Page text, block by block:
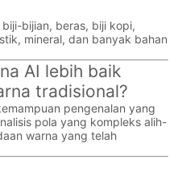
bijian, beras, biji kopi,
mineral, dan banyak bahan
AI lebih baik
tradisional?
pengenalan yang
pola yang kompleks alih-
warna yang telah